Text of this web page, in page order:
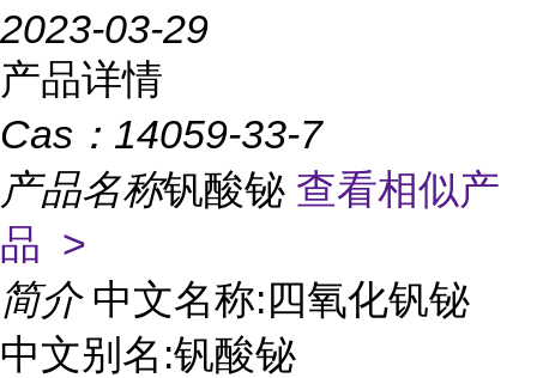
2023-03-29
产品详情
Cas： 14059-33-7
产品名称钒酸铋 查看相似产
品 >
简介 中文名称:四氧化钒铋
中文别名:钒酸铋